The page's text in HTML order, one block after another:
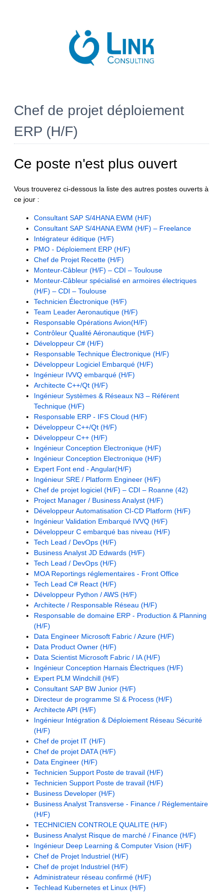
Chef de projet déploiement
ERP (H/F)
Ce poste n'est plus ouvert
Vous trouverez ci-dessous la liste des autres postes ouverts à
ce jour :
Consultant SAP S/4HANA EWM (H/F)
Consultant SAP S/4HANA EWM (H/F) – Freelance
Intégrateur éditique (H/F)
PMO - Déploiement ERP (H/F)
Chef de Projet Recette (H/F)
Monteur-Câbleur (H/F) – CDI – Toulouse
Monteur-Câbleur spécialisé en armoires électriques
(H/F) – CDI – Toulouse
Technicien Électronique (H/F)
Team Leader Aeronautique (H/F)
Responsable Opérations Avion(H/F)
Contrôleur Qualité Aéronautique (H/F)
Développeur C# (H/F)
Responsable Technique Électronique (H/F)
Développeur Logiciel Embarqué (H/F)
Ingénieur IVVQ embarqué (H/F)
Architecte C++/Qt (H/F)
Ingénieur Systèmes & Réseaux N3 – Référent
Technique (H/F)
Responsable ERP - IFS Cloud (H/F)
Développeur C++/Qt (H/F)
Développeur C++ (H/F)
Ingénieur Conception Electronique (H/F)
Ingénieur Conception Electronique (H/F)
Expert Font end - Angular(H/F)
Ingénieur SRE / Platform Engineer (H/F)
Chef de projet logiciel (H/F) – CDI – Roanne (42)
Project Manager / Business Analyst (H/F)
Développeur Automatisation CI-CD Platform (H/F)
Ingénieur Validation Embarqué IVVQ (H/F)
Développeur C embarqué bas niveau (H/F)
Tech Lead / DevOps (H/F)
Business Analyst JD Edwards (H/F)
Tech Lead / DevOps (H/F)
MOA Reportings réglementaires - Front Office
Tech Lead C# React (H/F)
Développeur Python / AWS (H/F)
Architecte / Responsable Réseau (H/F)
Responsable de domaine ERP - Production & Planning
(H/F)
Data Engineer Microsoft Fabric / Azure (H/F)
Data Product Owner (H/F)
Data Scientist Microsoft Fabric / IA (H/F)
Ingénieur Conception Harnais Électriques (H/F)
Expert PLM Windchill (H/F)
Consultant SAP BW Junior (H/F)
Directeur de programme SI & Process (H/F)
Architecte API (H/F)
Ingénieur Intégration & Déploiement Réseau Sécurité
(H/F)
Chef de projet IT (H/F)
Chef de projet DATA (H/F)
Data Engineer (H/F)
Technicien Support Poste de travail (H/F)
Technicien Support Poste de travail (H/F)
Business Developer (H/F)
Business Analyst Transverse - Finance / Réglementaire
(H/F)
TECHNICIEN CONTROLE QUALITE (H/F)
Business Analyst Risque de marché / Finance (H/F)
Ingénieur Deep Learning & Computer Vision (H/F)
Chef de Projet Industriel (H/F)
Chef de projet Industriel (H/F)
Administrateur réseau confirmé (H/F)
Techlead Kubernetes et Linux (H/F)